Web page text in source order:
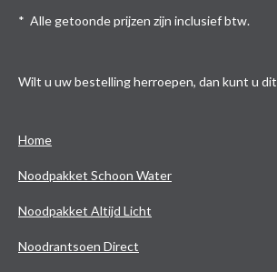
* Alle getoonde prijzen zijn inclusief btw.
Wilt u uw bestelling herroepen, dan kunt u dit
Home
Noodpakket Schoon Water
Noodpakket Altijd Licht
Noodrantsoen Direct